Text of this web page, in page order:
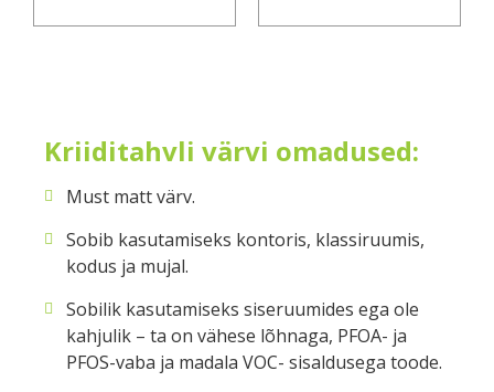
Kriiditahvli värvi omadused:
Must matt värv.
Sobib kasutamiseks kontoris, klassiruumis,
kodus ja mujal.
Sobilik kasutamiseks siseruumides ega ole
kahjulik – ta on vähese lõhnaga, PFOA- ja
PFOS-vaba ja madala VOC- sisaldusega toode.